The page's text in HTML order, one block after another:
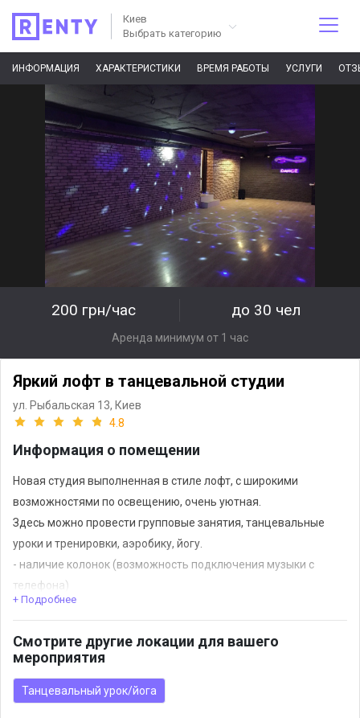
Киев
Выбрать категорию
ИНФОРМАЦИЯ ХАРАКТЕРИСТИКИ ВРЕМЯ РАБОТЫ УСЛУГИ
200 грн/час до 30 чел
Аренда минимум от 1 час
Яркий лофт в танцевальной студии
ул. Рыбальская 13, Киев
4.8
Информация о помещении
Новая студия выполненная в стиле лофт, с широкими
возможностями по освещению, очень уютная.
Здесь можно провести групповые занятия, танцевальные
уроки и тренировки, аэробику, йогу.
- наличие колонок (возможность подключения музыки с
телефона)
- наличие розеток
- зеркала 30 м.кв
- хореографический станок.
+ Подробнее
Смотрите другие локации для вашего
мероприятия
Танцевальный урок/йога